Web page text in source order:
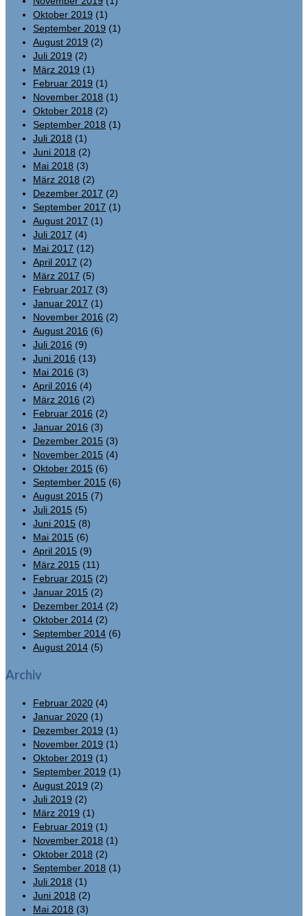
Oktober 2019 (1)
September 2019 (1)
August 2019 (2)
Juli 2019 (2)
März 2019 (1)
Februar 2019 (1)
November 2018 (1)
Oktober 2018 (2)
September 2018 (1)
Juli 2018 (1)
Juni 2018 (2)
Mai 2018 (3)
März 2018 (2)
Dezember 2017 (2)
September 2017 (1)
August 2017 (1)
Juli 2017 (4)
Mai 2017 (12)
April 2017 (2)
März 2017 (5)
Februar 2017 (3)
Januar 2017 (1)
November 2016 (2)
August 2016 (6)
Juli 2016 (9)
Juni 2016 (13)
Mai 2016 (3)
April 2016 (4)
März 2016 (2)
Februar 2016 (2)
Januar 2016 (3)
Dezember 2015 (3)
November 2015 (4)
Oktober 2015 (6)
September 2015 (6)
August 2015 (7)
Juli 2015 (5)
Juni 2015 (8)
Mai 2015 (6)
April 2015 (9)
März 2015 (11)
Februar 2015 (2)
Januar 2015 (2)
Dezember 2014 (2)
Oktober 2014 (2)
September 2014 (6)
August 2014 (5)
Archiv
Februar 2020 (4)
Januar 2020 (1)
Dezember 2019 (1)
November 2019 (1)
Oktober 2019 (1)
September 2019 (1)
August 2019 (2)
Juli 2019 (2)
März 2019 (1)
Februar 2019 (1)
November 2018 (1)
Oktober 2018 (2)
September 2018 (1)
Juli 2018 (1)
Juni 2018 (2)
Mai 2018 (3)